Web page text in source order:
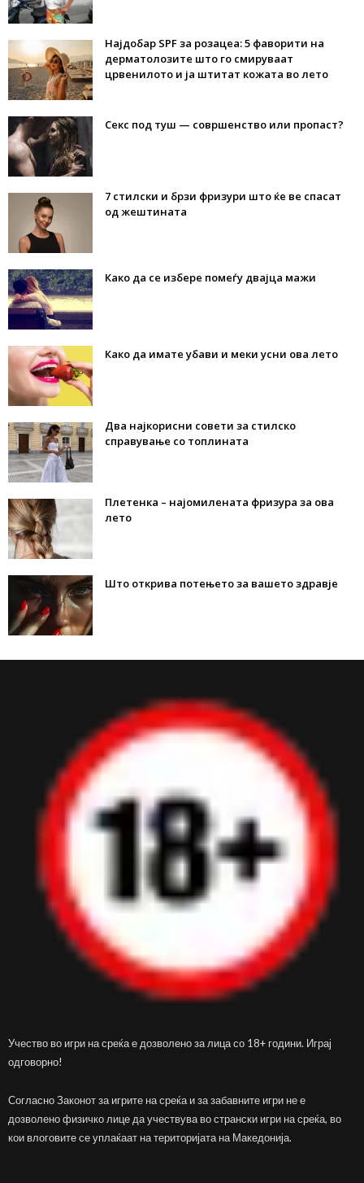
Најдобар SPF за розацеа: 5 фаворити на
дерматолозите што го смируваат
црвенилото и ја штитат кожата во лето
Секс под туш — совршенство или пропаст?
7 стилски и брзи фризури што ќе ве спасат
од жештината
Како да се избере помеѓу двајца мажи
Како да имате убави и меки усни ова лето
Два најкорисни совети за стилско
справување со топлината
Плетенка – најомилената фризура за ова
лето
Што открива потењето за вашето здравје
Учество во игри на среќа е дозволено за лица со 18+ години. Играј
одговорно!
Согласно Законот за игрите на среќа и за забавните игри не е
дозволено физичко лице да учествува во странски игри на среќа, во
кои влоговите се уплаќаат на територијата на Македонија.